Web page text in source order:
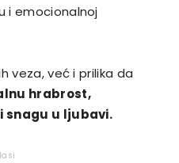
i emocionalnoj
veza, već i prilika da
hrabrost,
snagu u ljubavi.